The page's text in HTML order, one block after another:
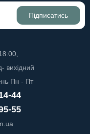
Підписатись
вихідний
Пн - Пт
44
55